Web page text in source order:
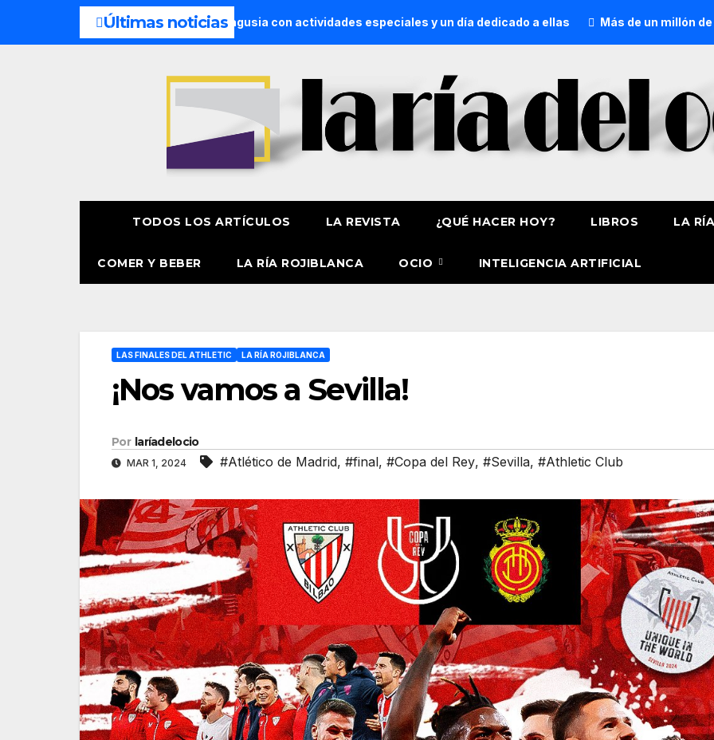
Últimas noticias
protagonistas en Aste Nagusia con actividades especiales y un día dedicado a ellas Más de un millón de personas
TODOS LOS ARTÍCULOS LA REVISTA ¿QUÉ HACER HOY? LIBROS LA
COMER Y BEBER LA RÍA ROJIBLANCA OCIO INTELIGENCIA ARTIFICIAL
LAS FINALES DEL ATHLETIC LA RÍA ROJIBLANCA
¡Nos vamos a Sevilla!
Por laríadelocio
MAR 1, 2024 #Atlético de Madrid, #final, #Copa del Rey, #Sevilla, #Athletic Club